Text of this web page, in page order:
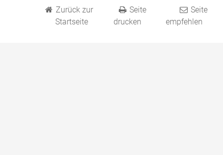
Zurück zur
Startseite
Seite
drucken
Seite
empfehlen